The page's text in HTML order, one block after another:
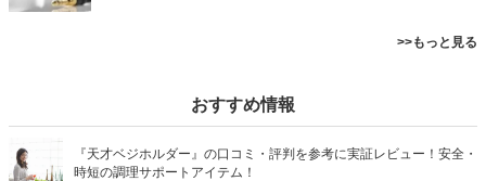
>>もっと見る
おすすめ情報
『天才ベジホルダー』の口コミ・評判を参考に実証レビュー！安全・
時短の調理サポートアイテム！